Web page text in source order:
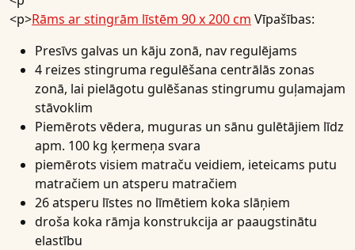
<p>Rāms ar stingrām līstēm 90 x 200 cm Vīpašības:
Presīvs galvas un kāju zonā, nav regulējams
4 reizes stingruma regulēšana centrālās zonas
zonā, lai pielāgotu gulēšanas stingrumu guļamajam
stāvoklim
Piemērots vēdera, muguras un sānu gulētājiem līdz
apm. 100 kg ķermeņa svara
piemērots visiem matraču veidiem, ieteicams putu
matračiem un atsperu matračiem
26 atsperu līstes no līmētiem koka slāņiem
droša koka rāmja konstrukcija ar paaugstinātu
elastību